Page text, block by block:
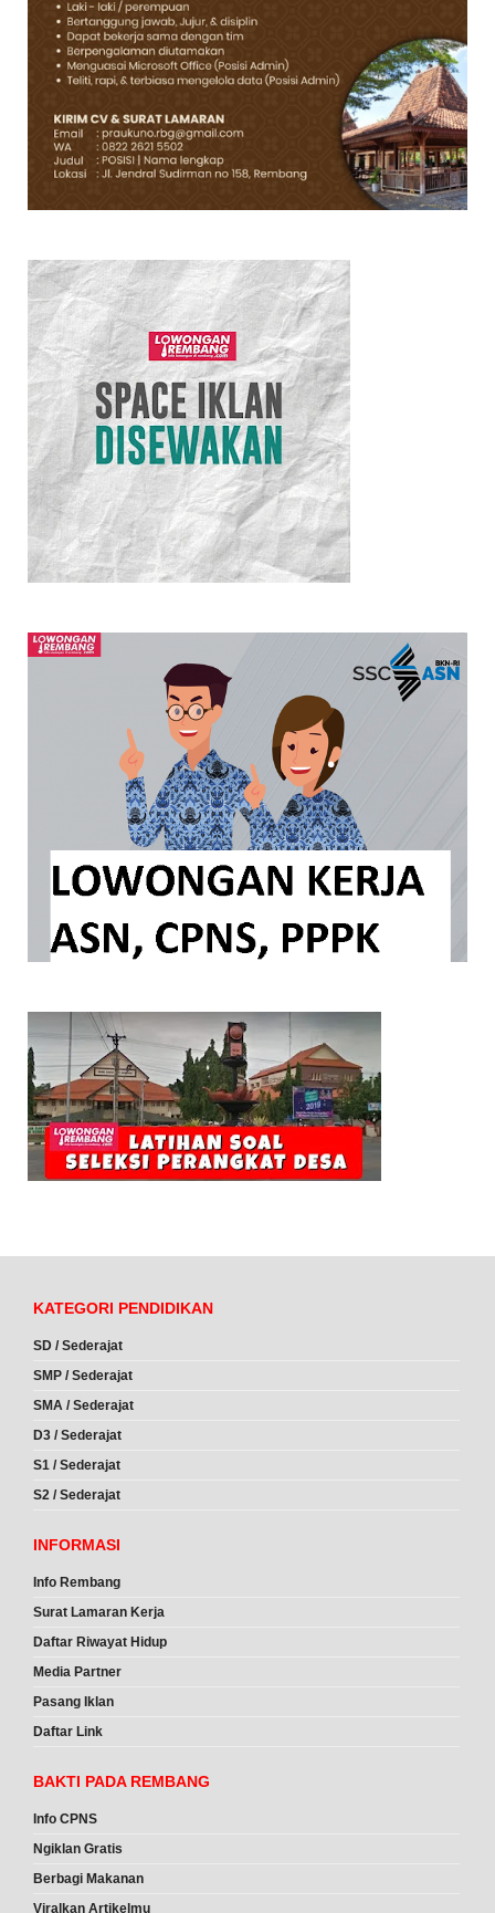
KATEGORI PENDIDIKAN
SD / Sederajat
SMP / Sederajat
SMA / Sederajat
D3 / Sederajat
S1 / Sederajat
S2 / Sederajat
INFORMASI
Info Rembang
Surat Lamaran Kerja
Daftar Riwayat Hidup
Media Partner
Pasang Iklan
Daftar Link
BAKTI PADA REMBANG
Info CPNS
Ngiklan Gratis
Berbagi Makanan
Viralkan Artikelmu